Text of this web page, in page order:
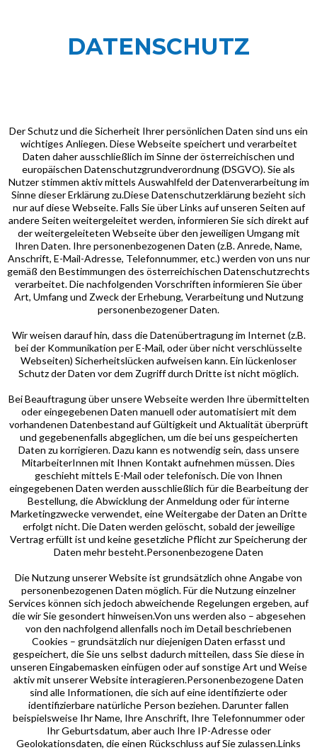
DATENSCHUTZ
Der Schutz und die Sicherheit Ihrer persönlichen Daten sind uns ein
wichtiges Anliegen. Diese Webseite speichert und verarbeitet
Daten daher ausschließlich im Sinne der österreichischen und
europäischen Datenschutzgrundverordnung (DSGVO). Sie als
Nutzer stimmen aktiv mittels Auswahlfeld der Datenverarbeitung im
Sinne dieser Erklärung zu.Diese Datenschutzerklärung bezieht sich
nur auf diese Webseite. Falls Sie über Links auf unseren Seiten auf
andere Seiten weitergeleitet werden, informieren Sie sich direkt auf
der weitergeleiteten Webseite über den jeweiligen Umgang mit
Ihren Daten. Ihre personenbezogenen Daten (z.B. Anrede, Name,
Anschrift, E-Mail-Adresse, Telefonnummer, etc.) werden von uns nur
gemäß den Bestimmungen des österreichischen Datenschutzrechts
verarbeitet. Die nachfolgenden Vorschriften informieren Sie über
Art, Umfang und Zweck der Erhebung, Verarbeitung und Nutzung
personenbezogener Daten.
Wir weisen darauf hin, dass die Datenübertragung im Internet (z.B.
bei der Kommunikation per E-Mail, oder über nicht verschlüsselte
Webseiten) Sicherheitslücken aufweisen kann. Ein lückenloser
Schutz der Daten vor dem Zugriff durch Dritte ist nicht möglich.
Bei Beauftragung über unsere Webseite werden Ihre übermittelten
oder eingegebenen Daten manuell oder automatisiert mit dem
vorhandenen Datenbestand auf Gültigkeit und Aktualität überprüft
und gegebenenfalls abgeglichen, um die bei uns gespeicherten
Daten zu korrigieren. Dazu kann es notwendig sein, dass unsere
MitarbeiterInnen mit Ihnen Kontakt aufnehmen müssen. Dies
geschieht mittels E-Mail oder telefonisch. Die von Ihnen
eingegebenen Daten werden ausschließlich für die Bearbeitung der
Bestellung, die Abwicklung der Anmeldung oder für interne
Marketingzwecke verwendet, eine Weitergabe der Daten an Dritte
erfolgt nicht. Die Daten werden gelöscht, sobald der jeweilige
Vertrag erfüllt ist und keine gesetzliche Pflicht zur Speicherung der
Daten mehr besteht.Personenbezogene Daten
Die Nutzung unserer Website ist grundsätzlich ohne Angabe von
personenbezogenen Daten möglich. Für die Nutzung einzelner
Services können sich jedoch abweichende Regelungen ergeben, auf
die wir Sie gesondert hinweisen.Von uns werden also – abgesehen
von den nachfolgend allenfalls noch im Detail beschriebenen
Cookies – grundsätzlich nur diejenigen Daten erfasst und
gespeichert, die Sie uns selbst dadurch mitteilen, dass Sie diese in
unseren Eingabemasken einfügen oder auf sonstige Art und Weise
aktiv mit unserer Website interagieren.Personenbezogene Daten
sind alle Informationen, die sich auf eine identifizierte oder
identifizierbare natürliche Person beziehen. Darunter fallen
beispielsweise Ihr Name, Ihre Anschrift, Ihre Telefonnummer oder
Ihr Geburtsdatum, aber auch Ihre IP-Adresse oder
Geolokationsdaten, die einen Rückschluss auf Sie zulassen.Links